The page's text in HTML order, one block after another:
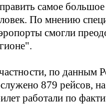
самое
По мнению
смогли
по данным
879 рейсов,
работали по